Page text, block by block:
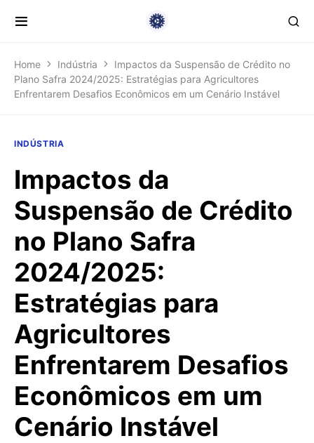
Home Indústria
Impactos da Suspensão de Crédito no
Plano Safra 2024/2025: Estratégias para Agricultores
Enfrentarem Desafios Econômicos em um Cenário Instável
INDÚSTRIA
Impactos da
Suspensão de Crédito
no Plano Safra
2024/2025:
Estratégias para
Agricultores
Enfrentarem Desafios
Econômicos em um
Cenário Instável